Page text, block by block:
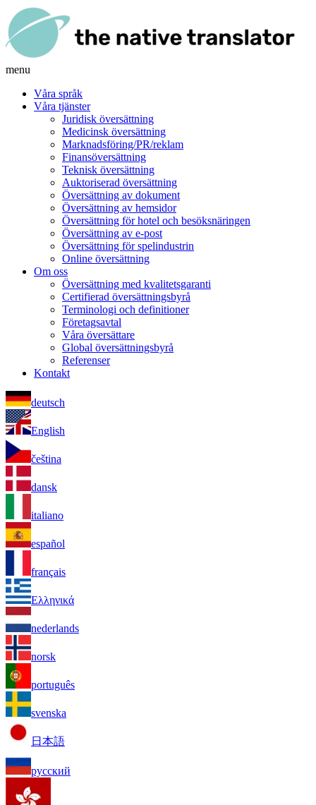
menu
Våra språk
Våra tjänster
Juridisk översättning
Medicinsk översättning
Marknadsföring/PR/reklam
Finansöversättning
Teknisk översättning
Auktoriserad översättning
Översättning av dokument
Översättning av hemsidor
Översättning för hotel och besöksnäringen
Översättning av e-post
Översättning för spelindustrin
Online översättning
Om oss
Översättning med kvalitetsgaranti
Certifierad översättningsbyrå
Terminologi och definitioner
Företagsavtal
Våra översättare
Global översättningsbyrå
Referenser
Kontakt
deutsch
English
čeština
dansk
italiano
español
français
Ελληνικά
nederlands
norsk
português
svenska
日本語
русский